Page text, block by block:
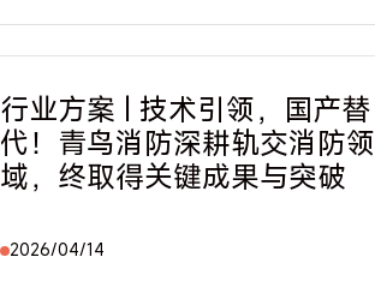
行业方案 | 技术引领，国产替
代！青鸟消防深耕轨交消防领
域，终取得关键成果与突破
2026/04/14